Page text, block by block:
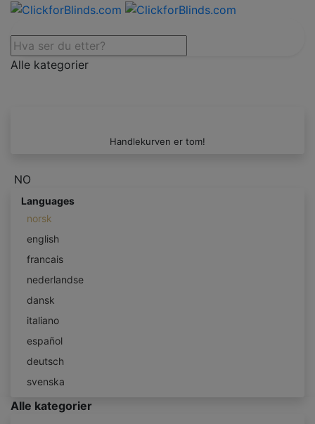
Alle kategorier
Handlekurven er tom!
NO
Languages
norsk
english
francais
nederlandse
dansk
italiano
español
deutsch
svenska
Alle kategorier